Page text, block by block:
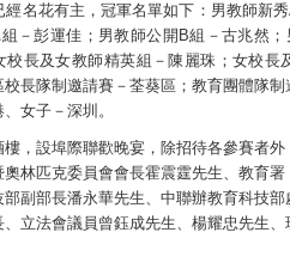
名花有主，冠軍名單如下：男教師新
－彭運佳；男教師公開B組－古兆然
長及女教師精英組－陳麗珠；女校長
長隊制邀請賽－荃葵區；教育團體隊
女子－深圳。
，設埠際聯歡晚宴，除招待各參賽者
林匹克委員會會長霍震霆先生、教育
副部長潘永華先生、中聯辦教育科技
立法會議員曾鈺成先生、楊耀忠先生